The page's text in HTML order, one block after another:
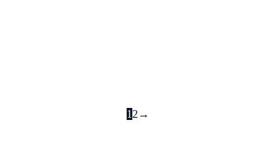
1 2 →